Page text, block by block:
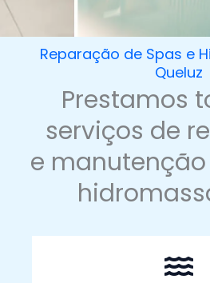
Reparação de Spas e
Queluz
Prestamos
serviços de
e